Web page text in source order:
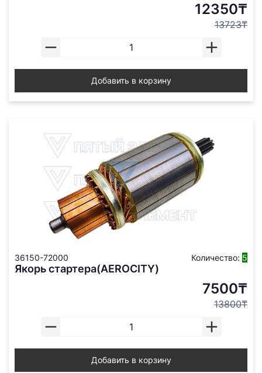
12350₸
13723₸
Добавить в корзину
36150-72000 Количество: 5
Якорь стартера(AEROCITY)
7500₸
13800₸
Добавить в корзину